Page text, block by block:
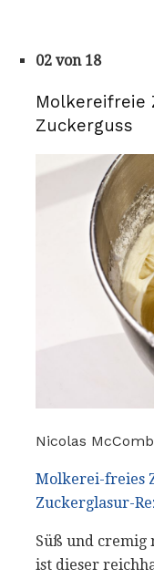
02 von 18
Molkereifreie
Zuckerguss
Nicolas
Molkerei-freies
Zuckerglasur-
Süß und cremig
ist dieser